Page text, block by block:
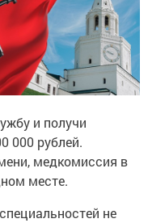
и получи
000 рублей.
медкомиссия в
месте.
не